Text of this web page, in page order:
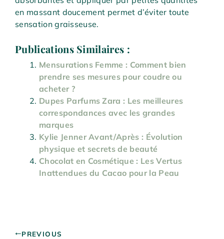
en massant doucement permet d’éviter toute
sensation graisseuse.
Publications Similaires :
Mensurations Femme : Comment bien
prendre ses mesures pour coudre ou
acheter ?
Dupes Parfums Zara : Les meilleures
correspondances avec les grandes
marques
Kylie Jenner Avant/Après : Évolution
physique et secrets de beauté
Chocolat en Cosmétique : Les Vertus
Inattendues du Cacao pour la Peau
PREVIOUS